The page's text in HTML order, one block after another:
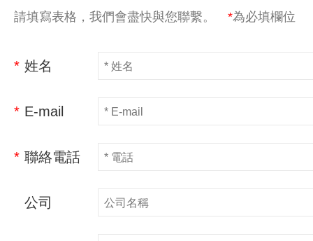
請填寫表格，我們會盡快與您聯繫。 *為必填欄位
* 姓名
* E-mail
* 聯絡電話
公司